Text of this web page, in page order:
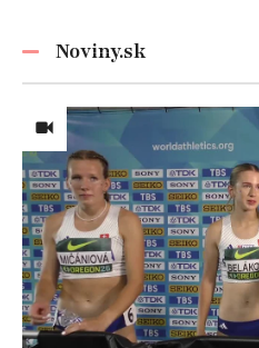
Noviny.sk